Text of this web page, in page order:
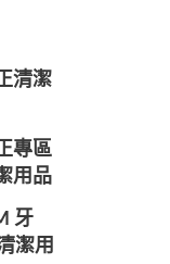
清潔
專區
用品
牙
潔用